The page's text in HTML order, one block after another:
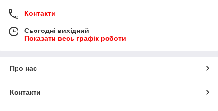
Контакти
Сьогодні вихідний
Показати весь графік роботи
Про нас
Контакти